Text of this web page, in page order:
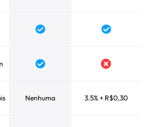
Nenhuma 3.5% + R$0,30